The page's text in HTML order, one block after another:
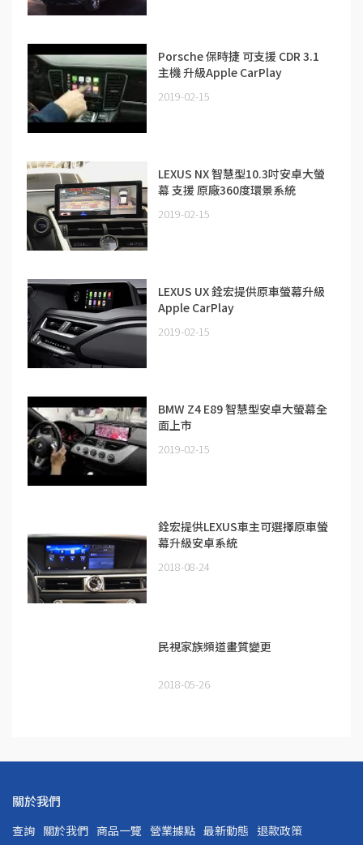
Porsche 保時捷 可支援 CDR 3.1
主機 升級Apple CarPlay
2019-02-15
LEXUS NX 智慧型10.3吋安卓大螢
幕 支援 原廠360度環景系統
2019-02-15
LEXUS UX 銓宏提供原車螢幕升級
Apple CarPlay
2019-02-15
BMW Z4 E89 智慧型安卓大螢幕全
面上市
2019-02-15
銓宏提供LEXUS車主可選擇原車螢
幕升級安卓系統
2018-08-24
民視家族頻道畫質變更
2018-05-26
關於我們
查詢 關於我們 商品一覽 營業據點 最新動態 退款政策